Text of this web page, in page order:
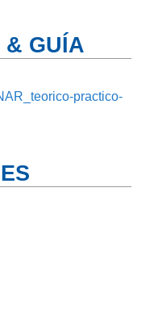
& GUÍA
practico-